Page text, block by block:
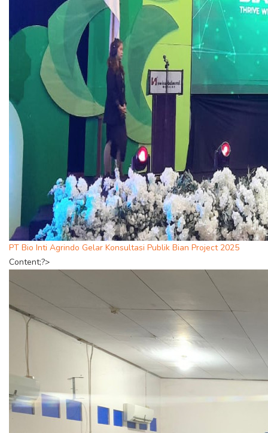
PT Bio Inti Agrindo Gelar Konsultasi Publik Bian Project 2025
Content;?>